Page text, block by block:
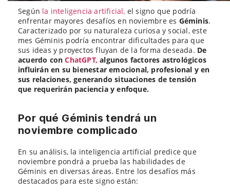
Según la inteligencia artificial, el signo que podría
enfrentar mayores desafíos en noviembre es Géminis.
Caracterizado por su naturaleza curiosa y social, este
mes Géminis podría encontrar dificultades para que
sus ideas y proyectos fluyan de la forma deseada. De
acuerdo con ChatGPT,algunos factores astrológicos
influirán en su bienestar emocional, profesional y en
sus relaciones, generando situaciones de tensión
que requerirán paciencia y enfoque.
Por qué Géminis tendrá un
noviembre complicado
En su análisis, la inteligencia artificial predice que
noviembre pondrá a prueba las habilidades de
Géminis en diversas áreas. Entre los desafíos más
destacados para este signo están: